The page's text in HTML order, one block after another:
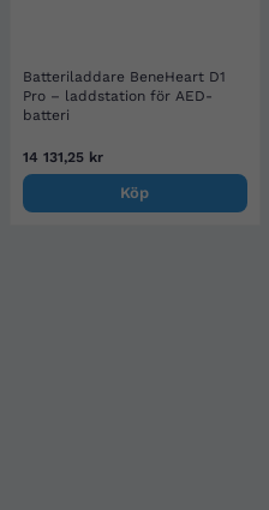
Batteriladdare BeneHeart D1
Pro – laddstation för AED-
batteri
14 131,25 kr
Köp